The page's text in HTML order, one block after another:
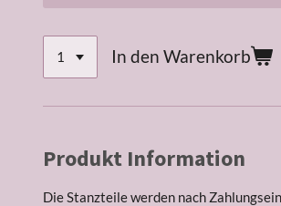
In den Warenkorb
Produkt Information
Die Stanzteile werden nach